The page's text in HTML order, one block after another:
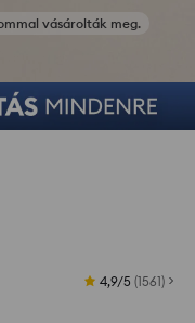
vásárolták meg.
4,9/5 (1561)